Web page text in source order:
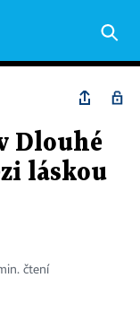
Dlouhé
láskou
čtení